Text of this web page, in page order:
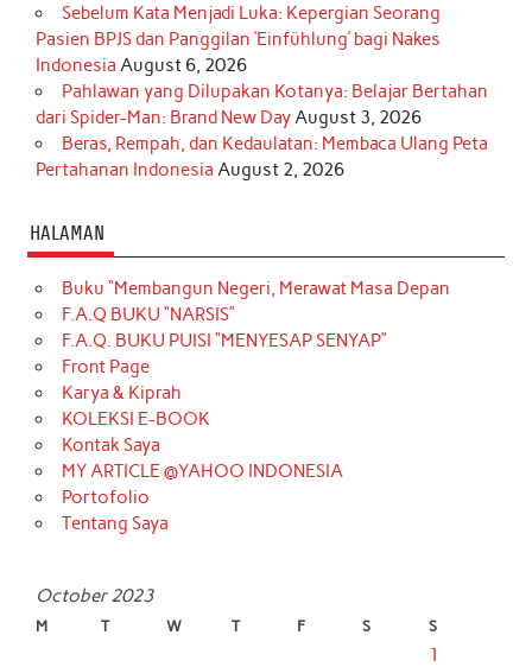
Sebelum Kata Menjadi Luka: Kepergian Seorang
Pasien BPJS dan Panggilan ‘Einfühlung’ bagi Nakes
Indonesia August 6, 2026
Pahlawan yang Dilupakan Kotanya: Belajar Bertahan
dari Spider-Man: Brand New DayAugust 3, 2026
Beras, Rempah, dan Kedaulatan: Membaca Ulang Peta
Pertahanan Indonesia August 2, 2026
HALAMAN
Buku “Membangun Negeri, Merawat Masa Depan
F.A.Q BUKU “NARSIS”
F.A.Q. BUKU PUISI “MENYESAP SENYAP”
Front Page
Karya & Kiprah
KOLEKSI E-BOOK
Kontak Saya
MY ARTICLE @YAHOO INDONESIA
Portofolio
Tentang Saya
October 2023
M T W T F S S
1